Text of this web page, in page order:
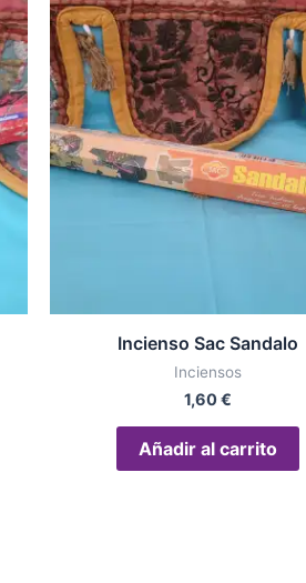
Incienso Sac Sandalo
Inciensos
1,60€
Añadir al carrito